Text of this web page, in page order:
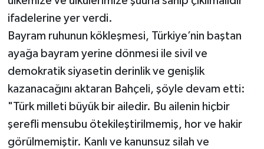
ifadelerine yer verdi.
Bayram ruhunun kökleşmesi, Türkiye’nin baştan
ayağa bayram yerine dönmesi ile sivil ve
demokratik siyasetin derinlik ve genişlik
kazanacağını aktaran Bahçeli, şöyle devam etti:
"Türk milleti büyük bir ailedir. Bu ailenin hiçbir
şerefli mensubu ötekileştirilmemiş, hor ve hakir
görülmemiştir. Kanlı ve kanunsuz silah ve